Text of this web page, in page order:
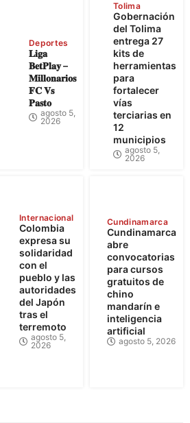
Deportes
𝐋𝐢𝐠𝐚
𝐁𝐞𝐭𝐏𝐥𝐚𝐲 –
𝐌𝐢𝐥𝐥𝐨𝐧𝐚𝐫𝐢𝐨𝐬
𝐅𝐂 𝐕𝐬
𝐏𝐚𝐬𝐭𝐨
agosto 5,
2026
Tolima
Gobernación
del Tolima
entrega 27
kits de
herramientas
para
fortalecer
vías
terciarias en
12
municipios
agosto 5,
2026
Internacional
Colombia
expresa su
solidaridad
con el
pueblo y las
autoridades
del Japón
tras el
terremoto
agosto 5,
2026
Cundinamarca
Cundinamarca
abre
convocatorias
para cursos
gratuitos de
chino
mandarín e
inteligencia
artificial
agosto 5, 2026